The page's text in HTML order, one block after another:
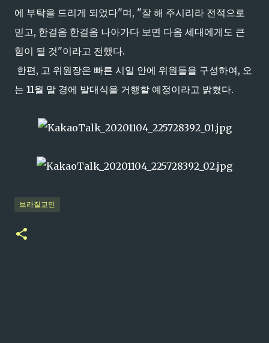
에 부탁을 드리게 되었다"며, "잘 해 주시리라 전적으로
믿고, 한걸음 한걸음 나아가다 보면 다음 세대에게도 큰
힘이 될 것"이라고 전했다.
한편, 고 위원장은 빠른 시일 안에 위원들을 구성하여, 오
는 11월 말 경에 발대식을 거행할 예정이라고 밝혔다.
브라질교민